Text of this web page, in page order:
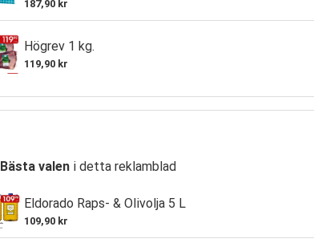
187,90 kr
Högrev 1 kg.
119,90 kr
Bästa valen i detta reklamblad
Eldorado Raps- & Olivolja 5 L
109,90 kr